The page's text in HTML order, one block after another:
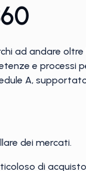
ad andare
e processi
A,
dei mercati.
di